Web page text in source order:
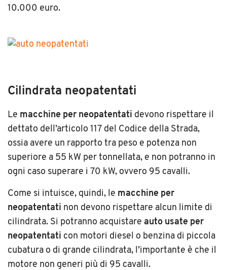
10.000 euro.
Cilindrata neopatentati
Le macchine per neopatentati devono rispettare il
dettato dell’articolo 117 del Codice della Strada,
ossia avere un rapporto tra peso e potenza non
superiore a 55 kW per tonnellata, e non potranno in
ogni caso superare i 70 kW, ovvero 95 cavalli.
Come si intuisce, quindi, le macchine per
neopatentati non devono rispettare alcun limite di
cilindrata. Si potranno acquistare auto usate per
neopatentati con motori diesel o benzina di piccola
cubatura o di grande cilindrata, l’importante è che il
motore non generi più di 95 cavalli.